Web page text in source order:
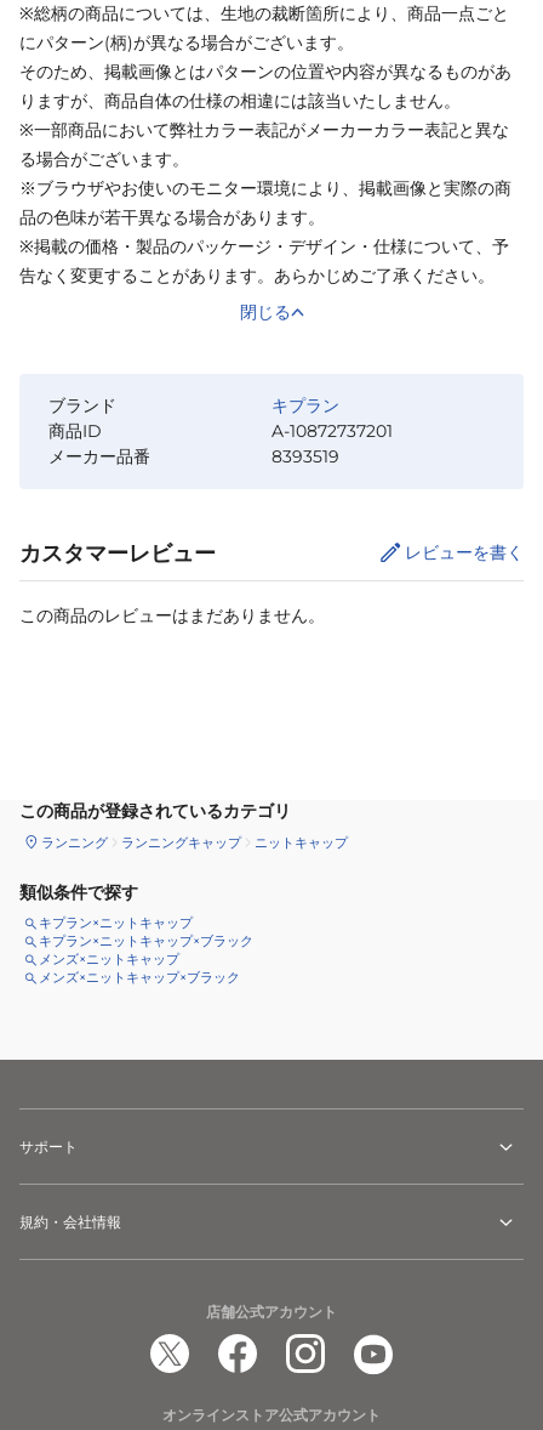
※総柄の商品については、生地の裁断箇所により、商品一点ごと
にパターン(柄)が異なる場合がございます。
そのため、掲載画像とはパターンの位置や内容が異なるものがあ
りますが、商品自体の仕様の相違には該当いたしません。
※一部商品において弊社カラー表記がメーカーカラー表記と異な
る場合がございます。
※ブラウザやお使いのモニター環境により、掲載画像と実際の商
品の色味が若干異なる場合があります。
※掲載の価格・製品のパッケージ・デザイン・仕様について、予
告なく変更することがあります。あらかじめご了承ください。
閉じる
ブランド
キプラン
商品ID
A-10872737201
メーカー品番
8393519
カスタマーレビュー レビューを書く
この商品のレビューはまだありません。
この商品が登録されているカテゴリ
ランニング ランニングキャップ ニットキャップ
類似条件で探す
キプラン×ニットキャップ
キプラン×ニットキャップ×ブラック
メンズ×ニットキャップ
メンズ×ニットキャップ×ブラック
サポート
規約・会社情報
店舗公式アカウント
オンラインストア公式アカウント